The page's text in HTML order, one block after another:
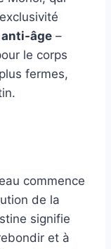
anti-âge –
le corps
fermes,
commence
de la
signifie
et à